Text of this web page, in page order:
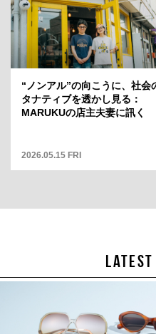
ういう場
こから何
わらない自分——
が見えますか」12
2025.05.01 THU
“ノンアル”の向こうに、社会
タナティブを透かし見る：
MARUKUの店主夫妻に訊く
2026.05.15 FRI